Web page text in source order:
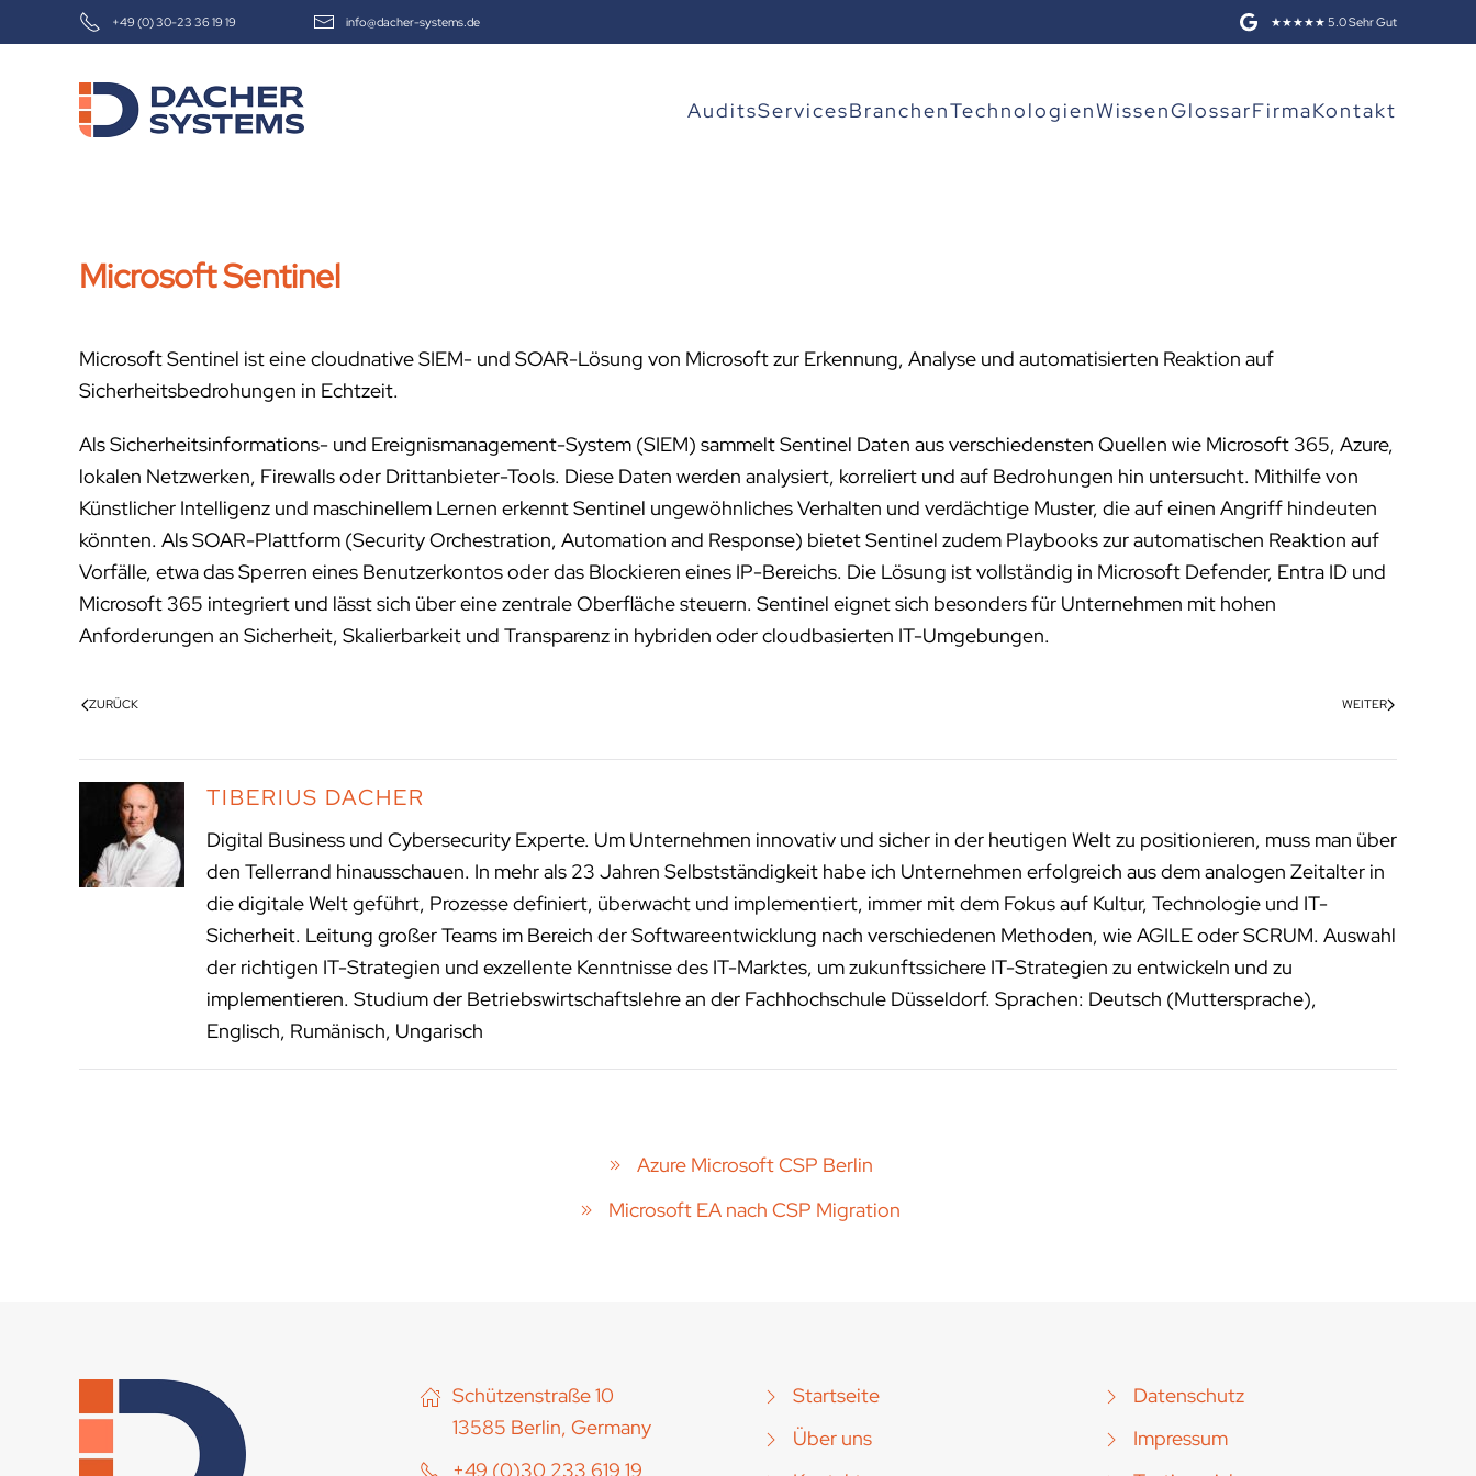
+49 (0) 30-23 36 19 19 info@dacher-systems.de ★★★★★ 5.0 Sehr Gut
AuditsServicesBranchenTechnologienWissenGlossarFirmaKontakt
Microsoft Sentinel
Microsoft Sentinel ist eine cloudnative SIEM- und SOAR-Lösung von Microsoft zur Erkennung, Analyse und automatisierten Reaktion auf
Sicherheitsbedrohungen in Echtzeit.
Als Sicherheitsinformations- und Ereignismanagement-System (SIEM) sammelt Sentinel Daten aus verschiedensten Quellen wie Microsoft 365, Azure,
lokalen Netzwerken, Firewalls oder Drittanbieter-Tools. Diese Daten werden analysiert, korreliert und auf Bedrohungen hin untersucht. Mithilfe von
Künstlicher Intelligenz und maschinellem Lernen erkennt Sentinel ungewöhnliches Verhalten und verdächtige Muster, die auf einen Angriff hindeuten
könnten. Als SOAR-Plattform (Security Orchestration, Automation and Response) bietet Sentinel zudem Playbooks zur automatischen Reaktion auf
Vorfälle, etwa das Sperren eines Benutzerkontos oder das Blockieren eines IP-Bereichs. Die Lösung ist vollständig in Microsoft Defender, Entra ID und
Microsoft 365 integriert und lässt sich über eine zentrale Oberfläche steuern. Sentinel eignet sich besonders für Unternehmen mit hohen
Anforderungen an Sicherheit, Skalierbarkeit und Transparenz in hybriden oder cloudbasierten IT-Umgebungen.
ZURÜCK WEITER
TIBERIUS DACHER
Digital Business und Cybersecurity Experte. Um Unternehmen innovativ und sicher in der heutigen Welt zu positionieren, muss man über
den Tellerrand hinausschauen. In mehr als 23 Jahren Selbstständigkeit habe ich Unternehmen erfolgreich aus dem analogen Zeitalter in
die digitale Welt geführt, Prozesse definiert, überwacht und implementiert, immer mit dem Fokus auf Kultur, Technologie und IT-
Sicherheit. Leitung großer Teams im Bereich der Softwareentwicklung nach verschiedenen Methoden, wie AGILE oder SCRUM. Auswahl
der richtigen IT-Strategien und exzellente Kenntnisse des IT-Marktes, um zukunftssichere IT-Strategien zu entwickeln und zu
implementieren. Studium der Betriebswirtschaftslehre an der Fachhochschule Düsseldorf. Sprachen: Deutsch (Muttersprache),
Englisch, Rumänisch, Ungarisch
Azure Microsoft CSP Berlin
Microsoft EA nach CSP Migration
Schützenstraße 10
13585 Berlin, Germany
+49 (0)30 233 619 19
Startseite
Über uns
Datenschutz
Impressum